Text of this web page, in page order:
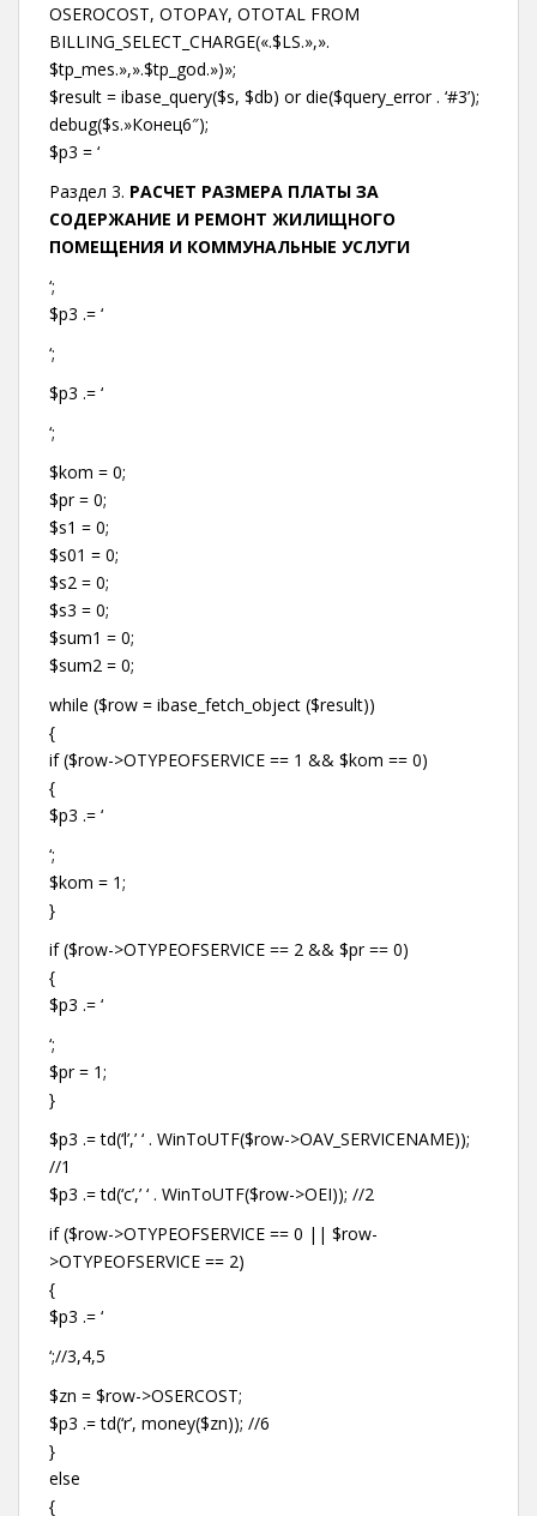
OSEROCOST, OTOPAY, OTOTAL FROM
BILLING_SELECT_CHARGE(«.$LS.»,».
$tp_mes.»,».$tp_god.»)»;
$result = ibase_query($s, $db) or die($query_error . ‘#3’);
debug($s.»Конец6″);
$p3 = ‘
Раздел 3. РАСЧЕТ РАЗМЕРА ПЛАТЫ ЗА
СОДЕРЖАНИЕ И РЕМОНТ ЖИЛИЩНОГО
ПОМЕЩЕНИЯ И КОММУНАЛЬНЫЕ УСЛУГИ
‘;
$p3 .= ‘
‘;
$p3 .= ‘
‘;
$kom = 0;
$pr = 0;
$s1 = 0;
$s01 = 0;
$s2 = 0;
$s3 = 0;
$sum1 = 0;
$sum2 = 0;
while ($row = ibase_fetch_object ($result))
{
if ($row->OTYPEOFSERVICE == 1 && $kom == 0)
{
$p3 .= ‘
‘;
$kom = 1;
}
if ($row->OTYPEOFSERVICE == 2 && $pr == 0)
{
$p3 .= ‘
‘;
$pr = 1;
}
$p3 .= td(‘l’,’ ‘ . WinToUTF($row->OAV_SERVICENAME));
//1
$p3 .= td(‘c’,’ ‘ . WinToUTF($row->OEI)); //2
if ($row->OTYPEOFSERVICE == 0 || $row-
>OTYPEOFSERVICE == 2)
{
$p3 .= ‘
‘;//3,4,5
$zn = $row->OSERCOST;
$p3 .= td(‘r’, money($zn)); //6
}
else
{